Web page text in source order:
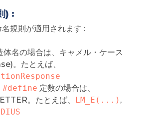
) :
規則が適用されます :
体名の場合は、キャメル・ケース
。たとえば、
#define 定数の場合は、
。たとえば、
LM_E(...) ,